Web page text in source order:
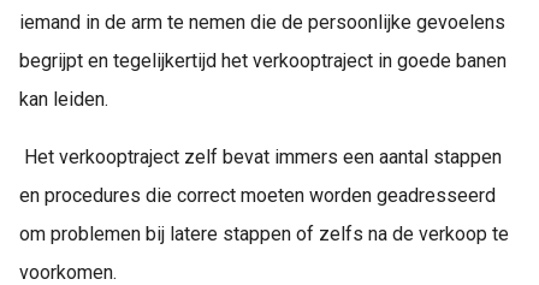
iemand in de arm te nemen die de persoonlijke gevoelens
begrijpt en tegelijkertijd het verkooptraject in goede banen
kan leiden.
Het verkooptraject zelf bevat immers een aantal stappen
en procedures die correct moeten worden geadresseerd
om problemen bij latere stappen of zelfs na de verkoop te
voorkomen.